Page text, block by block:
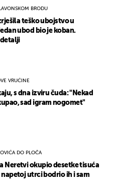
BRODU
teško ubojstvo u
ubod bio je koban.
VRUĆINE
s dna izviru čuda: "Nekad
sad igram nogomet"
DO PLOČA
Neretvi okupio desetke tisuća
napetoj utrci bodrio ih i sam